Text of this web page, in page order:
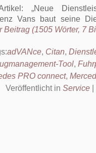
Neue
Vans baut seine
Beitrag (1505 Wörter, 7
adVANce, Citan,
Tool,
PRO connect,
Veröffentlicht in Service|